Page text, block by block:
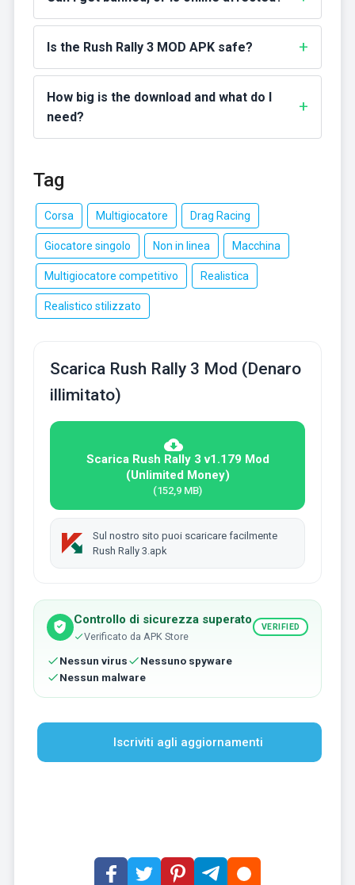
Is the Rush Rally 3 MOD APK safe?
How big is the download and what do I
need?
Tag
Corsa Multigiocatore Drag Racing
Giocatore singolo Non in linea Macchina
Multigiocatore competitivo Realistica
Realistico stilizzato
Scarica Rush Rally 3 Mod (Denaro
illimitato)
Scarica Rush Rally 3 v1.179 Mod
(Unlimited Money)
(152,9 MB)
Sul nostro sito puoi scaricare facilmente
Rush Rally 3.apk
Controllo di sicurezza superato
Verificato da APK Store
VERIFIED
Nessun virus
Nessuno spyware
Nessun malware
Iscriviti agli aggiornamenti